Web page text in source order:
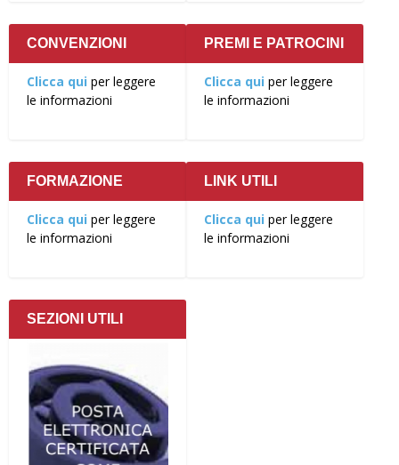
CONVENZIONI
Clicca qui per leggere
le informazioni
PREMI E PATROCINI
Clicca qui per leggere
le informazioni
FORMAZIONE
Clicca qui per leggere
le informazioni
LINK UTILI
Clicca qui per leggere
le informazioni
SEZIONI UTILI